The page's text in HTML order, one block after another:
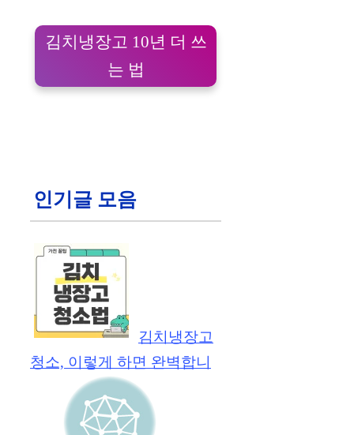
김치냉장고 10년 더 쓰
는 법
인기글 모음
김치냉장고
청소, 이렇게 하면 완벽합니